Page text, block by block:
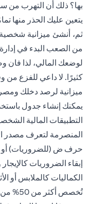
بها؟ ذلك أن التهرب من
يتعين عليك الحذر منها
ثم، أنشئ ميزانية شخصية
من الصعب البدء في
لوضعك المالي، لذا فان
كثيرًا. لا داعي للفزع من
ميزانية لرصد دخلك
يمكنك إنشاء جدول
التطبيقات المالية
المنصرمة لتعرف مصدر
حرف ض (للضروريات) أو
إبقاء الضروريات
الكماليات كالملابس أو
تُخصص